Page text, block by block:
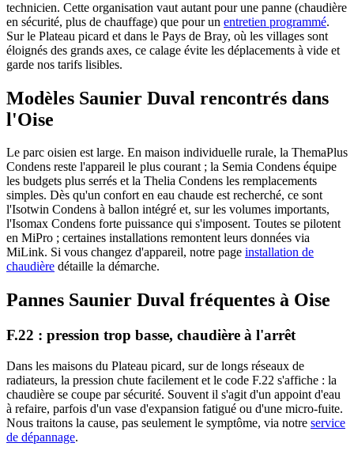
technicien. Cette organisation vaut autant pour une panne (chaudière
en sécurité, plus de chauffage) que pour un entretien programmé.
Sur le Plateau picard et dans le Pays de Bray, où les villages sont
éloignés des grands axes, ce calage évite les déplacements à vide et
garde nos tarifs lisibles.
Modèles Saunier Duval rencontrés dans
l'Oise
Le parc oisien est large. En maison individuelle rurale, la ThemaPlus
Condens reste l'appareil le plus courant ; la Semia Condens équipe
les budgets plus serrés et la Thelia Condens les remplacements
simples. Dès qu'un confort en eau chaude est recherché, ce sont
l'Isotwin Condens à ballon intégré et, sur les volumes importants,
l'Isomax Condens forte puissance qui s'imposent. Toutes se pilotent
en MiPro ; certaines installations remontent leurs données via
MiLink. Si vous changez d'appareil, notre page installation de
chaudière détaille la démarche.
Pannes Saunier Duval fréquentes à Oise
F.22 : pression trop basse, chaudière à l'arrêt
Dans les maisons du Plateau picard, sur de longs réseaux de
radiateurs, la pression chute facilement et le code F.22 s'affiche : la
chaudière se coupe par sécurité. Souvent il s'agit d'un appoint d'eau
à refaire, parfois d'un vase d'expansion fatigué ou d'une micro-fuite.
Nous traitons la cause, pas seulement le symptôme, via notre service
de dépannage.